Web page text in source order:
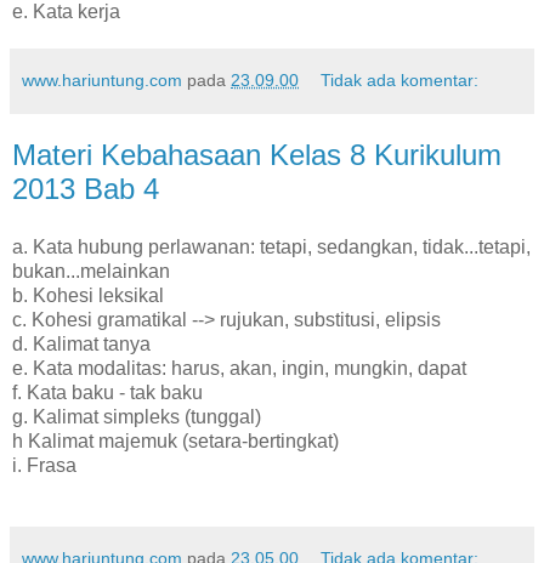
e. Kata kerja
www.hariuntung.com pada 23.09.00 Tidak ada komentar:
Materi Kebahasaan Kelas 8 Kurikulum
2013 Bab 4
a. Kata hubung perlawanan: tetapi, sedangkan, tidak...tetapi,
bukan...melainkan
b. Kohesi leksikal
c. Kohesi gramatikal --> rujukan, substitusi, elipsis
d. Kalimat tanya
e. Kata modalitas: harus, akan, ingin, mungkin, dapat
f. Kata baku - tak baku
g. Kalimat simpleks (tunggal)
h Kalimat majemuk (setara-bertingkat)
i. Frasa
www.hariuntung.com pada 23.05.00 Tidak ada komentar: